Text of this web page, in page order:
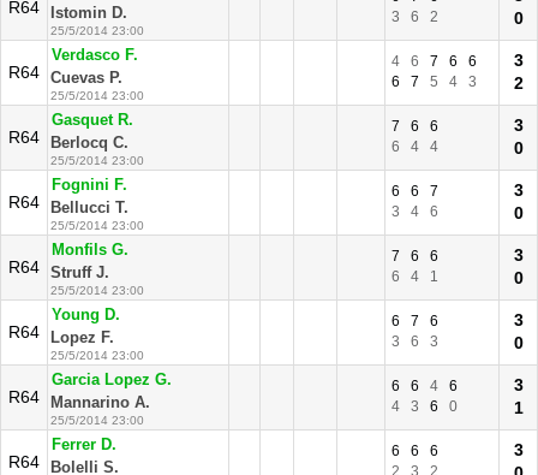
R64 Istomin D.
25/5/2014 23:00
3
6 2
0
R64
Verdasco F.
Cuevas P.
25/5/2014 23:00
4 6 7 6
6
6
7 5 4 3
3
2
R64
Gasquet R.
Berlocq C.
25/5/2014 23:00
7 6
6
6
4 4
3
0
R64
Fognini F.
Bellucci T.
25/5/2014 23:00
6 6
7
3
4 6
3
0
R64
Monfils G.
Struff J.
25/5/2014 23:00
7 6
6
6
4 1
3
0
R64
Young D.
Lopez F.
25/5/2014 23:00
6 7
6
3
6 3
3
0
R64
Garcia Lopez G.
Mannarino A.
25/5/2014 23:00
6 6 4
6
4
3 6 0
3
1
R64
Ferrer D.
Bolelli S.
6 6
6
2
3 2
3